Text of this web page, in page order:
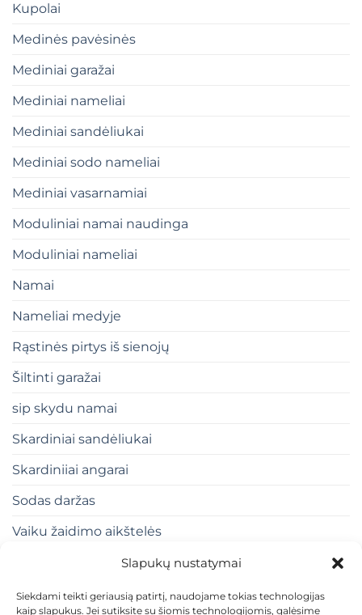
Slapukų nustatymai
Siekdami teikti geriausią patirtį, naudojame tokias technologijas
kaip slapukus. Jei sutiksite su šiomis technologijomis, galėsime
Kupolai
Medinės pavėsinės
Mediniai garažai
Mediniai nameliai
Mediniai sandėliukai
Mediniai sodo nameliai
Mediniai vasarnamiai
Moduliniai namai naudinga
Moduliniai nameliai
Namai
Nameliai medyje
Rąstinės pirtys iš sienojų
Šiltinti garažai
sip skydu namai
Skardiniai sandėliukai
Skardiniiai angarai
Sodas daržas
Vaiku žaidimo aikštelės